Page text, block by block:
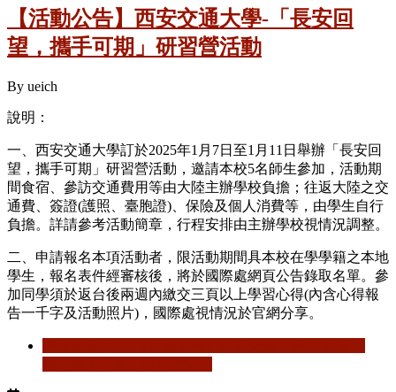
【活動公告】西安交通大學-「長安回
望，攜手可期」研習營活動
By ueich
說明：
一、西安交通大學訂於2025年1 月 7日至1 月 11 日舉辦「長安回
望，攜手可期」研習營活動，邀請本校5名師生參加，活動期
間食宿、參訪交通費用等由大陸主辦學校負擔；往返大陸之交
通費、簽證(護照、臺胞證) 、保險及個人消費等，由學生自行
負擔。詳請參考活動簡章，行程安排由主辦學校視情況調整。
二、申請報名本項活動者，限活動期間具本校在學學籍之本地
學生，報名表件經審核後，將於國際處網頁公告錄取名單。參
加同學須於返台後兩週內繳交三頁以上學習心得(內含心得報
告一千字及活動照片) ，國際處視情況於官網分享。